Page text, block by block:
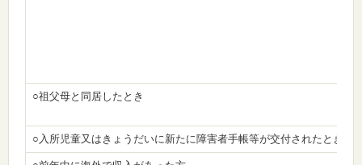
○祖父母と同居したとき
○入所児童又はきょうだいに新たに障害者手帳等が交付されたとき